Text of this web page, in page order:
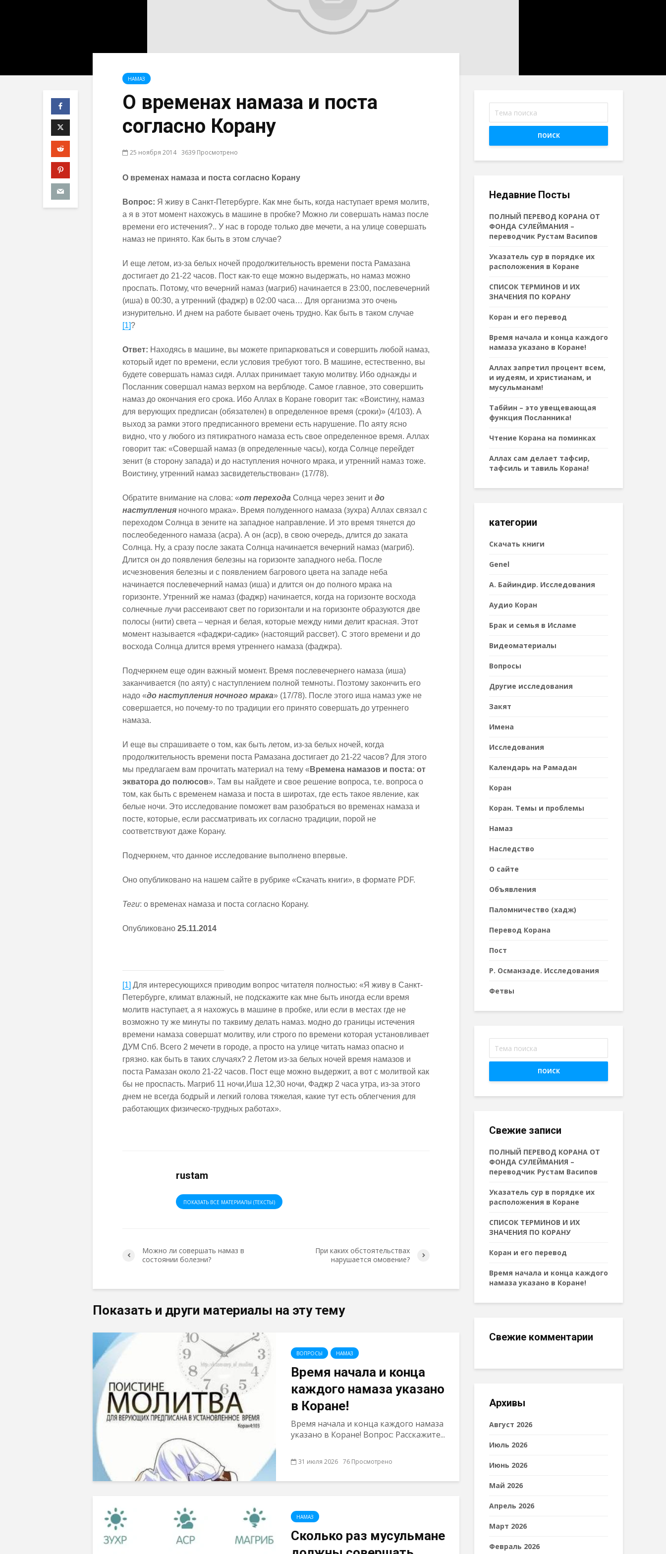
НАМАЗ
О временах намаза и поста
согласно Корану
25 ноября 2014 3639 Просмотрено
О временах намаза и поста согласно Корану
Вопрос: Я живу в Санкт-Петербурге. Как мне быть, когда наступает время молитв,
а я в этот момент нахожусь в машине в пробке? Можно ли совершать намаз после
времени его истечения?.. У нас в городе только две мечети, а на улице совершать
намаз не принято. Как быть в этом случае?
И еще летом, из-за белых ночей продолжительность времени поста Рамазана
достигает до 21-22 часов. Пост как-то еще можно выдержать, но намаз можно
проспать. Потому, что вечерний намаз (магриб) начинается в 23:00, послевечерний
(иша) в 00:30, а утренний (фаджр) в 02:00 часа… Для организма это очень
изнурительно. И днем на работе бывает очень трудно. Как быть в таком случае
[1]?
Ответ: Находясь в машине, вы можете припарковаться и совершить любой намаз,
который идет по времени, если условия требуют того. В машине, естественно, вы
будете совершать намаз сидя. Аллах принимает такую молитву. Ибо однажды и
Посланник совершал намаз верхом на верблюде. Самое главное, это совершить
намаз до окончания его срока. Ибо Аллах в Коране говорит так: «Воистину, намаз
для верующих предписан (обязателен) в определенное время (сроки)» (4/103). А
выход за рамки этого предписанного времени есть нарушение. По аяту ясно
видно, что у любого из пятикратного намаза есть свое определенное время. Аллах
говорит так: «Совершай намаз (в определенные часы), когда Солнце перейдет
зенит (в сторону запада) и до наступления ночного мрака, и утренний намаз тоже.
Воистину, утренний намаз засвидетельствован» (17/78).
Обратите внимание на слова: «от перехода Солнца через зенит и до
наступления ночного мрака». Время полуденного намаза (зухра) Аллах связал с
переходом Солнца в зените на западное направление. И это время тянется до
послеобеденного намаза (асра). А он (аср), в свою очередь, длится до заката
Солнца. Ну, а сразу после заката Солнца начинается вечерний намаз (магриб).
Длится он до появления белезны на горизонте западного неба. После
исчезновения белезны и с появлением багрового цвета на западе неба
начинается послевечерний намаз (иша) и длится он до полного мрака на
горизонте. Утренний же намаз (фаджр) начинается, когда на горизонте восхода
солнечные лучи рассеивают свет по горизонтали и на горизонте образуются две
полосы (нити) света – черная и белая, которые между ними делит красная. Этот
момент называется «фаджри-садик» (настоящий рассвет). С этого времени и до
восхода Солнца длится время утреннего намаза (фаджра).
Подчеркнем еще один важный момент. Время послевечернего намаза (иша)
заканчивается (по аяту) с наступлением полной темноты. Поэтому закончить его
надо «до наступления ночного мрака» (17/78). После этого иша намаз уже не
совершается, но почему-то по традиции его принято совершать до утреннего
намаза.
И еще вы спрашиваете о том, как быть летом, из-за белых ночей, когда
продолжительность времени поста Рамазана достигает до 21-22 часов? Для этого
мы предлагаем вам прочитать материал на тему « Времена намазов и поста: от
экватора до полюсов». Там вы найдете и свое решение вопроса, т.е. вопроса о
том, как быть с временем намаза и поста в широтах, где есть такое явление, как
белые ночи. Это исследование поможет вам разобраться во временах намаза и
посте, которые, если рассматривать их согласно традиции, порой не
соответствуют даже Корану.
Подчеркнем, что данное исследование выполнено впервые.
Оно опубликовано на нашем сайте в рубрике «Скачать книги», в формате PDF.
Теги: о временах намаза и поста согласно Корану.
Опубликовано 25.11.2014
[1] Для интересующихся приводим вопрос читателя полностью: «Я живу в Санкт-
Петербурге, климат влажный, не подскажите как мне быть иногда если время
молитв наступает, а я нахожусь в машине в пробке, или если в местах где не
возможно ту же минуты по таквиму делать намаз. модно до границы истечения
времени намаза совершат молитву, или строго по времени которая установливает
ДУМ Спб. Всего 2 мечети в городе, а просто на улице читать намаз опасно и
грязно. как быть в таких случаях? 2 Летом из-за белых ночей время намазов и
поста Рамазан около 21-22 часов. Пост еще можно выдержит, а вот с молитвой как
бы не проспасть. Магриб 11 ночи,Иша 12,30 ночи, Фаджр 2 часа утра, из-за этого
днем не всегда бодрый и легкий голова тяжелая, какие тут есть облегчения для
работающих физическо-трудных работах».
rustam
ПОКАЗАТЬ ВСЕ МАТЕРИАЛЫ (ТЕКСТЫ)
Можно ли совершать намаз в
состоянии болезни?
При каких обстоятельствах
нарушается омовение?
Показать и други материалы на эту тему
ВОПРОСЫ НАМАЗ
Время начала и конца
каждого намаза указано
в Коране!
Время начала и конца каждого намаза
указано в Коране! Вопрос: Расскажите...
31 июля 2026 76 Просмотрено
НАМАЗ
Сколько раз мусульмане
ПОИСК
Недавние Посты
ПОЛНЫЙ ПЕРЕВОД КОРАНА ОТ
ФОНДА СУЛЕЙМАНИЯ –
переводчик Рустам Васипов
Указатель сур в порядке их
расположения в Коране
СПИСОК ТЕРМИНОВ И ИХ
ЗНАЧЕНИЯ ПО КОРАНУ
Коран и его перевод
Время начала и конца каждого
намаза указано в Коране!
Аллах запретил процент всем,
и иудеям, и христианам, и
мусульманам!
Табйин – это увещевающая
функция Посланника!
Чтение Корана на поминках
Аллах сам делает тафсир,
тафсиль и тавиль Корана!
категории
Cкачать книги
Genel
А. Байиндир. Исследования
Аудио Коран
Брак и семья в Исламе
Видеоматериалы
Вопросы
Другие исследования
Закят
Имена
Исследования
Календарь на Рамадан
Коран
Коран. Темы и проблемы
Намаз
Наследствo
О сайте
Объявления
Паломничество (хадж)
Перевод Корана
Пост
Р. Османзаде. Исследования
Фетвы
ПОИСК
Свежие записи
ПОЛНЫЙ ПЕРЕВОД КОРАНА ОТ
ФОНДА СУЛЕЙМАНИЯ –
переводчик Рустам Васипов
Указатель сур в порядке их
расположения в Коране
СПИСОК ТЕРМИНОВ И ИХ
ЗНАЧЕНИЯ ПО КОРАНУ
Коран и его перевод
Время начала и конца каждого
намаза указано в Коране!
Свежие комментарии
Архивы
Август 2026
Июль 2026
Июнь 2026
Май 2026
Апрель 2026
Март 2026
Февраль 2026